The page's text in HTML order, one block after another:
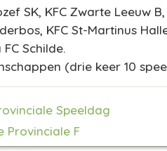
SK, KFC Zwarte Leeuw
KFC St-Martinus
Schilde.
(drie keer 10
Speeldag
Provinciale F